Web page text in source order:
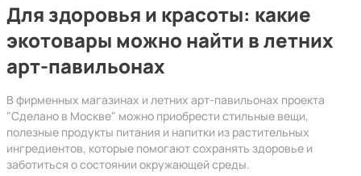
Для здоровья и красоты: какие
экотовары можно найти в летних
арт-павильонах
В фирменных магазинах и летних арт-павильонах проекта
"Сделано в Москве" можно приобрести стильные вещи,
полезные продукты питания и напитки из растительных
ингредиентов, которые помогают сохранять здоровье и
заботиться о состоянии окружающей среды.